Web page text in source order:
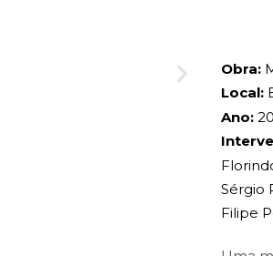
Obra:
Local:
Ano:
Sérgio
Filipe